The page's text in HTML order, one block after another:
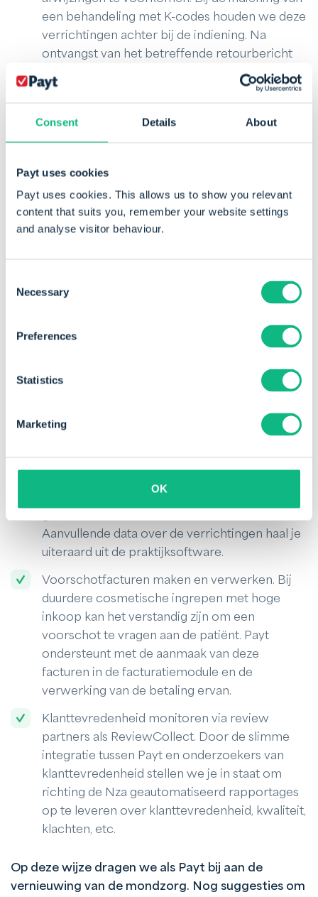
Consent Details About
Payt uses cookies
Payt uses cookies. This allows us to show you relevant
content that suits you, remember your website settings
and analyse visitor behaviour.
Selection
Necessary
Preferences
Statistics
Marketing
OK
een behandeling met K-codes houden we deze
verrichtingen achter bij de indiening. Na
ontvangst van het betreffende retourbericht
voegen we de K-codes weer toe aan de
patiëntnota.
BTW-specificatie op de patiëntnota. In de
vrijstelling. Voor praktijken die deelnemen aan
het experiment vrije tarieven zullen we op
verzoek de template aanpassen met een BTW-
specificatie.
Payt zit een standaard BTW rapportage. Deze
omzetbelasting. Desgewenst kan ook de BTW
inkoop worden geregistreerd in de module en
rapportage. De onderliggende data
doorgezet naar andere online
te geven welke producten en diensten je hebt
Aanvullende data over de verrichtingen haal je
uiteraard uit de praktijksoftware.
Voorschotfacturen maken en verwerken. Bij
duurdere cosmetische ingrepen met hoge
inkoop kan het verstandig zijn om een
voorschot te vragen aan de patiënt. Payt
ondersteunt met de aanmaak van deze
facturen in de facturatiemodule en de
verwerking van de betaling ervan.
Klanttevredenheid monitoren via review
partners als ReviewCollect. Door de slimme
integratie tussen Payt en onderzoekers van
klanttevredenheid stellen we je in staat om
richting de Nza geautomatiseerd rapportages
op te leveren over klanttevredenheid, kwaliteit,
klachten, etc.
Op deze wijze dragen we als Payt bij aan de
vernieuwing van de mondzorg. Nog suggesties om